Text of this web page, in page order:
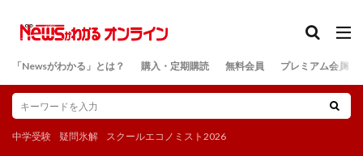
「Newsがわかる」とは？ 購入・定期購読 無料会員 プレミアム会員
中学受験 疑問氷解 スクールエコノミスト2026
検索